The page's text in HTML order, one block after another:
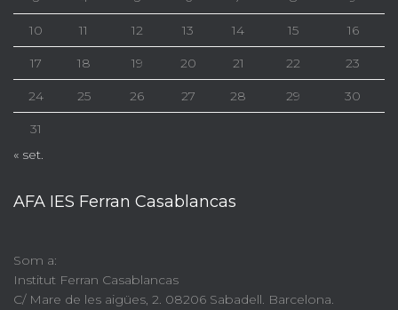
10 11 12 13 14 15 16
17 18 19 20 21 22 23
24 25 26 27 28 29 30
31
« set.
AFA IES Ferran Casablancas
Som a:
Institut Ferran Casablancas
C/ Mare de les aigües, 2. 08206 Sabadell. Barcelona.